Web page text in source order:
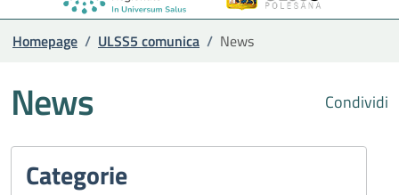
Homepage / ULSS5 comunica / News
Condividi
News
Categorie